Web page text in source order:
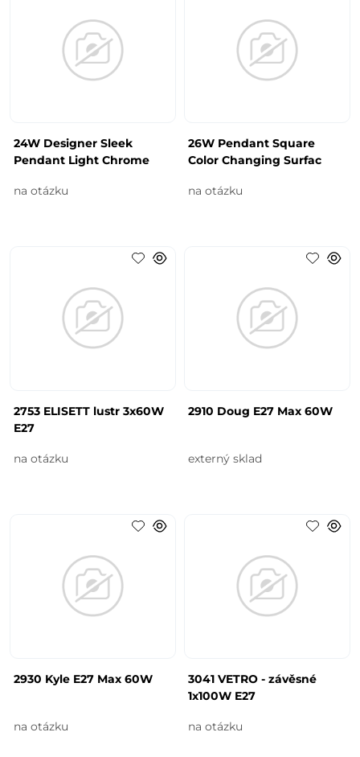
24W Designer Sleek
Pendant Light Chrome
na otázku
26W Pendant Square
Color Changing Surfac
na otázku
2753 ELISETT lustr 3x60W
E27
na otázku
2910 Doug E27 Max 60W
externý sklad
2930 Kyle E27 Max 60W
na otázku
3041 VETRO - závěsné
1x100W E27
na otázku